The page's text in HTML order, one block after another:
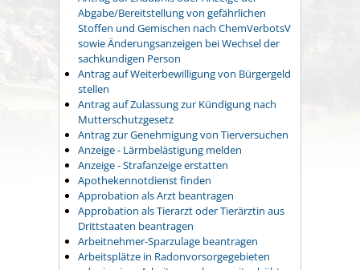
Abgabe/Bereitstellung von gefährlichen
Stoffen und Gemischen nach ChemVerbotsV
sowie Änderungsanzeigen bei Wechsel der
sachkundigen Person
Antrag auf Weiterbewilligung von Bürgergeld
stellen
Antrag auf Zulassung zur Kündigung nach
Mutterschutzgesetz
Antrag zur Genehmigung von Tierversuchen
Anzeige - Lärmbelästigung melden
Anzeige - Strafanzeige erstatten
Apothekennotdienst finden
Approbation als Arzt beantragen
Approbation als Tierarzt oder Tierärztin aus
Drittstaaten beantragen
Arbeitnehmer-Sparzulage beantragen
Arbeitsplätze in Radonvorsorgegebieten